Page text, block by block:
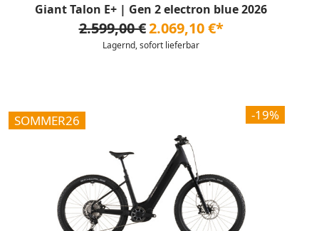
Giant Talon E+ | Gen 2 electron blue 2026
2.599,00 €2.069,10 €*
Lagernd, sofort lieferbar
-19%
SOMMER26